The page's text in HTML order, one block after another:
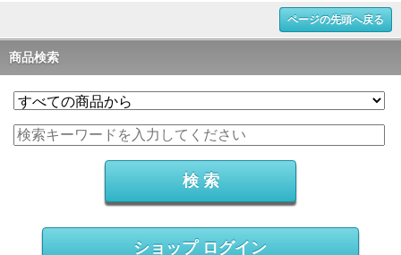
ページの先頭へ戻る
商品検索
ショップ ログイン